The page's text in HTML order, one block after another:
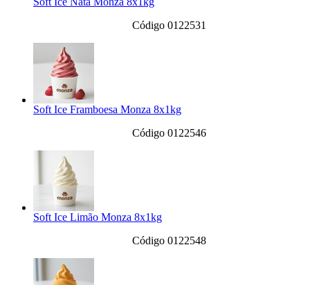
Código 0122531
Soft Ice Framboesa Monza 8x1kg
Código 0122546
Soft Ice Limão Monza 8x1kg
Código 0122548